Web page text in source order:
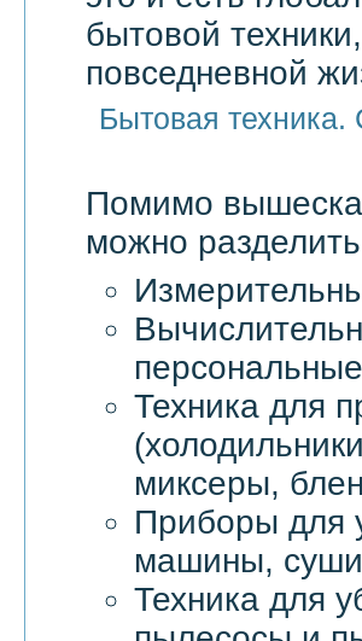
бытовой
повседневной
Бытовая
Помимо
можно
Техника для
миксеры,
Приборы для
машины,
Техника для